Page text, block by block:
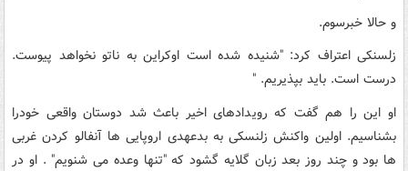
و حالا خبرسوم.
زلسنکی اعتراف کرد: "شنیده شده است اوکراین به ناتو نخواهد پیوست.
درست است. باید بپذیریم. "
او این را هم گفت که رویدادهای اخیر باعث شد دوستان واقعی خودرا
بشناسیم. اولین واکنش زلنسکی به بدعهدی اروپایی ها آنفالو کردن غربی
ها بود و چند روز بعد زبان گلایه گشود که "تنها وعده می شنویم" . او در